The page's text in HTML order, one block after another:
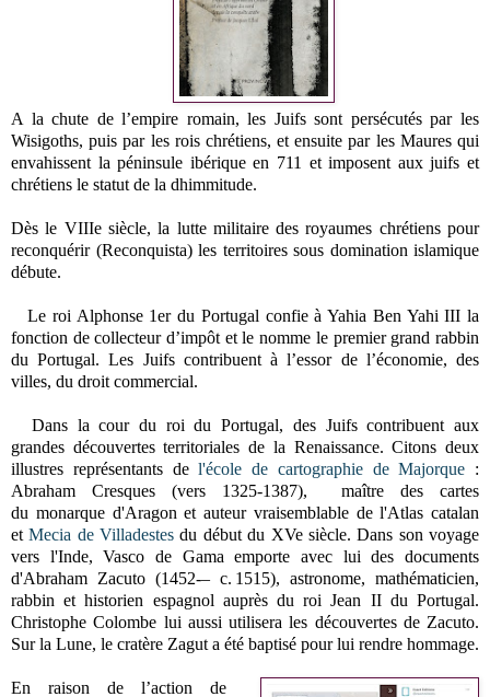
A la chute de l’empire romain, les Juifs sont persécutés par les
Wisigoths, puis par les rois chrétiens, et ensuite par les Maures qui
envahissent la péninsule ibérique en 711 et imposent aux juifs et
chrétiens le statut de la dhimmitude.
Dès le VIIIe siècle, la lutte militaire des royaumes chrétiens pour
reconquérir (Reconquista) les territoires sous domination islamique
débute.
Le roi Alphonse 1er du Portugal confie à Yahia Ben Yahi III la
fonction de collecteur d’impôt et le nomme le premier grand rabbin
du Portugal. Les Juifs contribuent à l’essor de l’économie, des
villes, du droit commercial.
Dans la cour du roi du Portugal, des Juifs contribuent aux
grandes découvertes territoriales de la Renaissance. Citons deux
illustres représentants del'école de cartographie de Majorque :
Abraham Cresques (vers 1325-1387), maître des cartes
du monarque d'Aragon et auteur vraisemblable de l'Atlas catalan
etMecia de Villadestes du début du XVe siècle.Dans son voyage
vers l'Inde, Vasco de Gama emporte avec lui des documents
d'Abraham Zacuto (1452-– c. 1515), astronome, mathématicien,
rabbin et historien espagnol auprès du roi Jean II du Portugal.
Christophe Colombe lui aussi utilisera les découvertes de Zacuto.
Sur la Lune, le cratère Zagut a été baptisé pour lui rendre hommage.
En raison de l’action de